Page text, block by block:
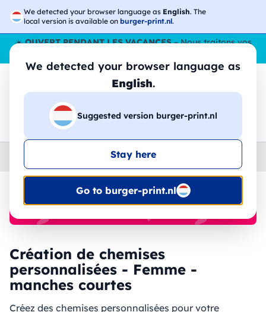
We detected your browser language as English. The
local version is available on burger-print.nl.
We detected your browser language as
English.
Suggested version burger-print.nl
Stay here
Go to burger-print.nl
☀️OUVERT PENDANT LES VACANCES– Nous traitons vos
🔎 Recherchez parmi les produits
femme
🔥 Impression DTF à -30 %
Création de chemises
personnalisées - Femme -
manches courtes
Créez des chemises personnalisées pour votre